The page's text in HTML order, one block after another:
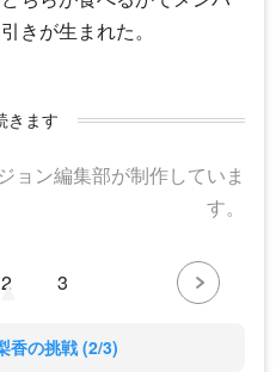
きが生まれた。
きます
ョン編集部が制作していま
す。
2 3
香の挑戦 (2/3)